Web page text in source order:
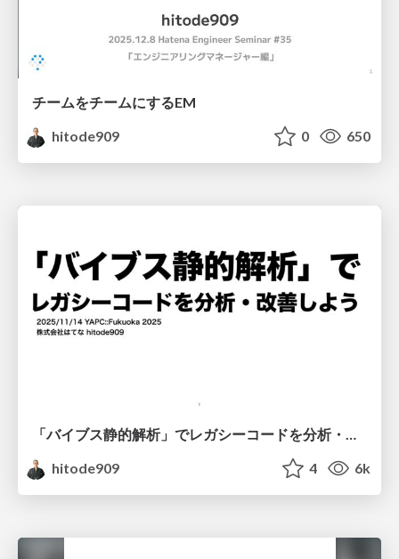
チームをチームにするEM
hitode909
0 650
hitode909
4 6k